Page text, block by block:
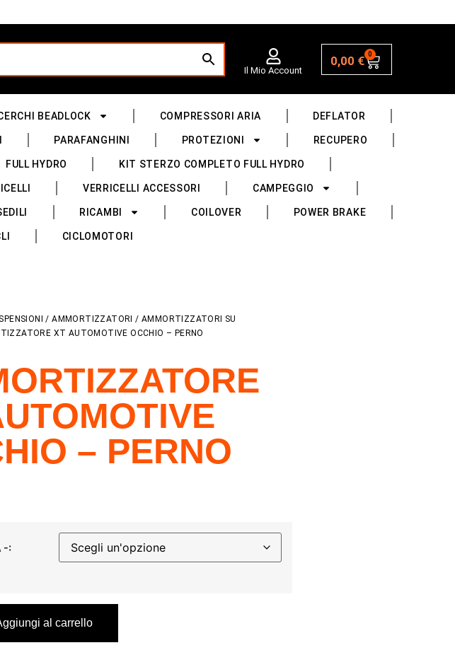
Il Mio Account
0,00 € 0
BEADLOCK COMPRESSORI ARIA DEFLATOR
PARAFANGHINI PROTEZIONI RECUPERO
FULL HYDRO KIT STERZO COMPLETO FULL HYDRO
VERRICELLI ACCESSORI CAMPEGGIO
RICAMBI COILOVER POWER BRAKE
CICLOMOTORI
/AMMORTIZZATORI /AMMORTIZZATORI SU
XT AUTOMOTIVE OCCHIO – PERNO
– PERNO
-:
al carrello